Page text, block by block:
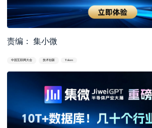
责编： 集小微
中国互联网大会 技术创新 Token